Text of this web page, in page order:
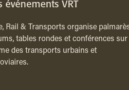
événements VRT
Rail & Transports organise
tables rondes et conférences sur
des transports urbains et